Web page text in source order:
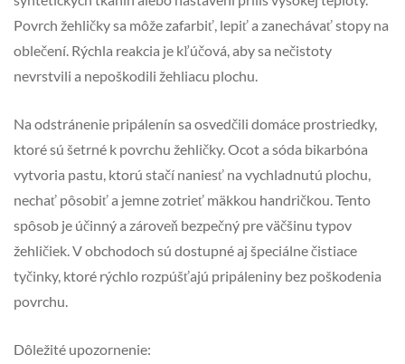
Povrch žehličky sa môže zafarbiť, lepiť a zanechávať stopy na
oblečení. Rýchla reakcia je kľúčová, aby sa nečistoty
nevrstvili a nepoškodili žehliacu plochu.
Na odstránenie pripálenín sa osvedčili domáce prostriedky,
ktoré sú šetrné k povrchu žehličky. Ocot a sóda bikarbóna
vytvoria pastu, ktorú stačí naniesť na vychladnutú plochu,
nechať pôsobiť a jemne zotrieť mäkkou handričkou. Tento
spôsob je účinný a zároveň bezpečný pre väčšinu typov
žehličiek. V obchodoch sú dostupné aj špeciálne čistiace
tyčinky, ktoré rýchlo rozpúšťajú pripáleniny bez poškodenia
povrchu.
Dôležité upozornenie: